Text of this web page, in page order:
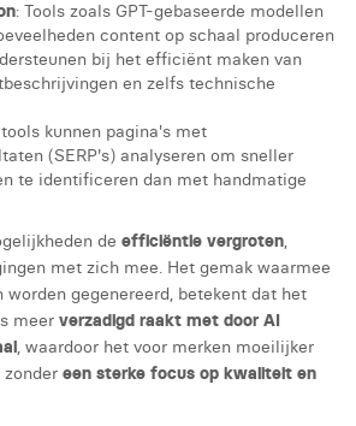
: Tools zoals GPT-gebaseerde modellen
content op schaal produceren
bij het efficiënt maken van
en zelfs technische
kunnen pagina's met
(SERP's) analyseren om sneller
te identificeren dan met handmatige
de efficiëntie vergroten,
met zich mee. Het gemak waarmee
worden gegenereerd, betekent dat het
meer verzadigd raakt met door AI
, waardoor het voor merken moeilijker
een sterke focus op kwaliteit en